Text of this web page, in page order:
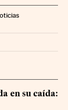
en su caída: